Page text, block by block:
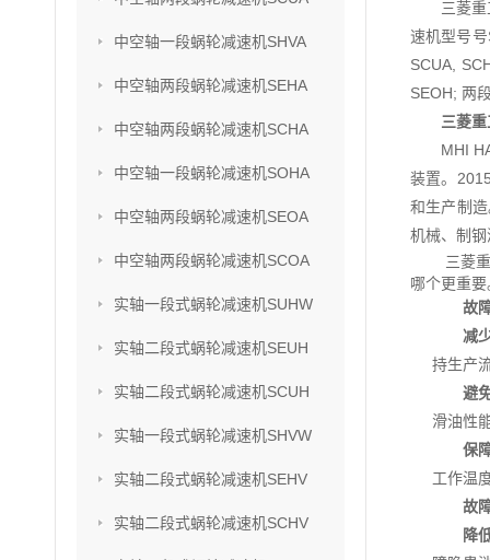
中空轴一段蜗轮减速机SHVA
中空轴两段蜗轮减速机SEHA
中空轴两段蜗轮减速机SCHA
中空轴一段蜗轮减速机SOHA
中空轴两段蜗轮减速机SEOA
中空轴两段蜗轮减速机SCOA
实轴一段式蜗轮减速机SUHW
实轴二段式蜗轮减速机SEUH
实轴二段式蜗轮减速机SCUH
实轴一段式蜗轮减速机SHVW
实轴二段式蜗轮减速机SEHV
实轴二段式蜗轮减速机SCHV
三菱
速机型号
SCUA,
SEOH; 两
三菱
MHI
装置。
和生产制
机械、制
三菱
哪个更重
故
减
持生产
避
滑油性
保
工作温
故
降